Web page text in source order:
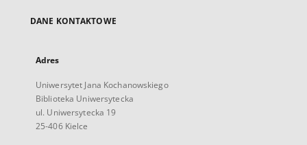
DANE KONTAKTOWE
Adres
Uniwersytet Jana Kochanowskiego
Biblioteka Uniwersytecka
ul. Uniwersytecka 19
25-406 Kielce